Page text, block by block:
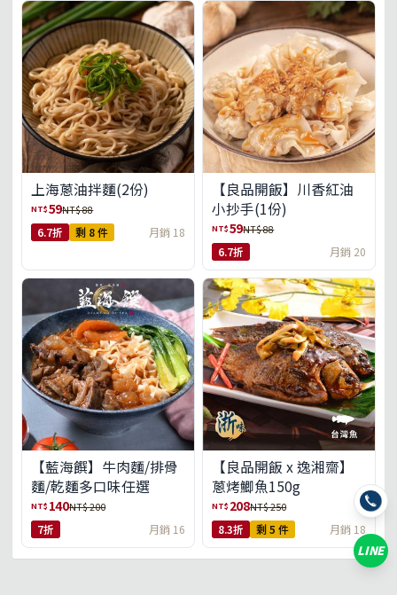
上海蔥油拌麵(2份)
NT$59NT$ 88
6.7折 剩 8 件 月銷 18
【良品開飯】川香紅油
小抄手(1份)
NT$59NT$ 88
6.7折 月銷 20
【藍海饌】牛肉麵/排骨
麵/乾麵多口味任選
NT$ 140NT$ 200
7折 月銷 16
【良品開飯 x 逸湘齋】
蔥烤鯽魚150g
NT$ 208NT$ 250
8.3折 剩 5 件 月銷 18
LINE